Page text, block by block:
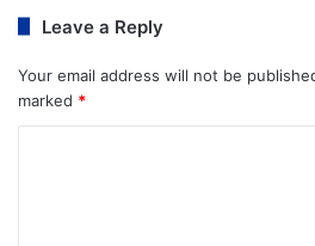
Leave a Reply
Your email address will not be
marked *